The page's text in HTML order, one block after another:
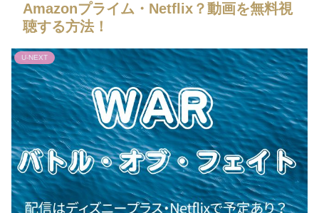
Amazonプライム・Netflix？動画を無料視
聴する方法！
U-NEXT